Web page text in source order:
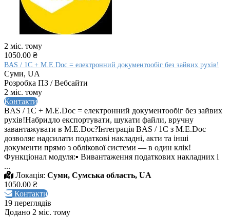
2 міс. тому
1050.00 ₴
BAS / 1C + M.E.Doc = електронний документообіг без зайвих рухів!
Суми, UA
Розробка ПЗ / Вебсайти
2 міс. тому
Контакти
BAS / 1C + M.E.Doc = електронний документообіг без зайвих
рухів!Набридло експортувати, шукати файли, вручну
завантажувати в M.E.Doc?Інтеграція BAS / 1C з M.E.Doc
дозволяє надсилати податкові накладні, акти та інші
документи прямо з облікової системи — в один клік!
Функціонал модуля:▪ Вивантаження податкових накладних і
...
Локація: Суми, Сумська область, UA
1050.00 ₴
Контакти
19 переглядів
Додано 2 міс. тому